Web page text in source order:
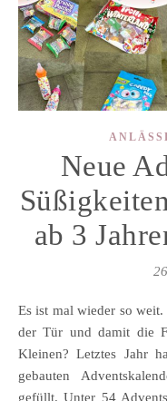
Neue
ab 3
Es ist mal wieder so weit. Die Zeit der Adventskalender steht vor
der Tür und damit die
Kleinen? Letztes Jahr
gebauten
gefüllt. Unter 54